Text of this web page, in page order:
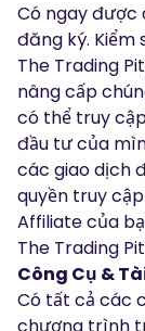
Có ngay được
đăng ký.
The Trading
nâng cấp
có thể truy
đầu tư của
các giao dịch
quyền truy
Affiliatecủa
The Trading
Công Cụ &
Có tất cả các
chương trình